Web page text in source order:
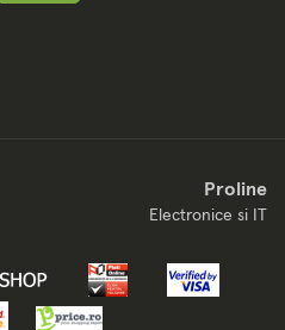
Proline
Electronice si IT